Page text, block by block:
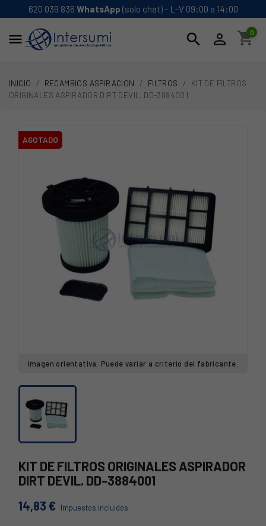
620 039 836 WhatsApp (solo chat) - L-V 09:00 a 14:00
 search  shopping_cart
0
INICIO RECAMBIOS ASPIRACION FILTROS
KIT DE FILTROS
ORIGINALES ASPIRADOR DIRT DEVIL. DD-3884001
AGOTADO
Imagen orientativa. Puede variar a criterio del fabricante.
KIT DE FILTROS ORIGINALES ASPIRADOR
DIRT DEVIL. DD-3884001
14,83 € Impuestos incluidos